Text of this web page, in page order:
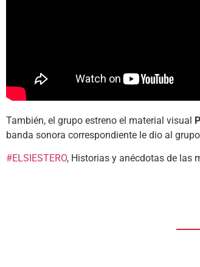
También, el grupo estreno el material visual
banda sonora correspondiente le dio al
#ELSIESTERO, Historias y anécdotas de las